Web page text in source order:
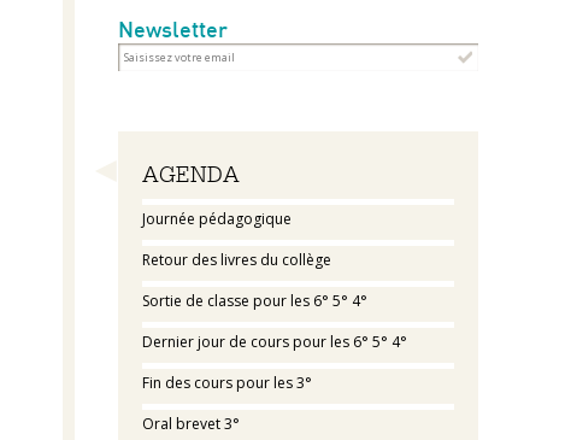
Newsletter
Navigation
AGENDA
Journée pédagogique
Retour des livres du collège
Sortie de classe pour les 6° 5° 4°
Dernier jour de cours pour les 6° 5° 4°
Fin des cours pour les 3°
Oral brevet 3°